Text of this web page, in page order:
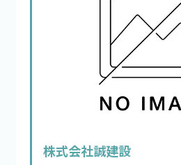
株式会社誠建設